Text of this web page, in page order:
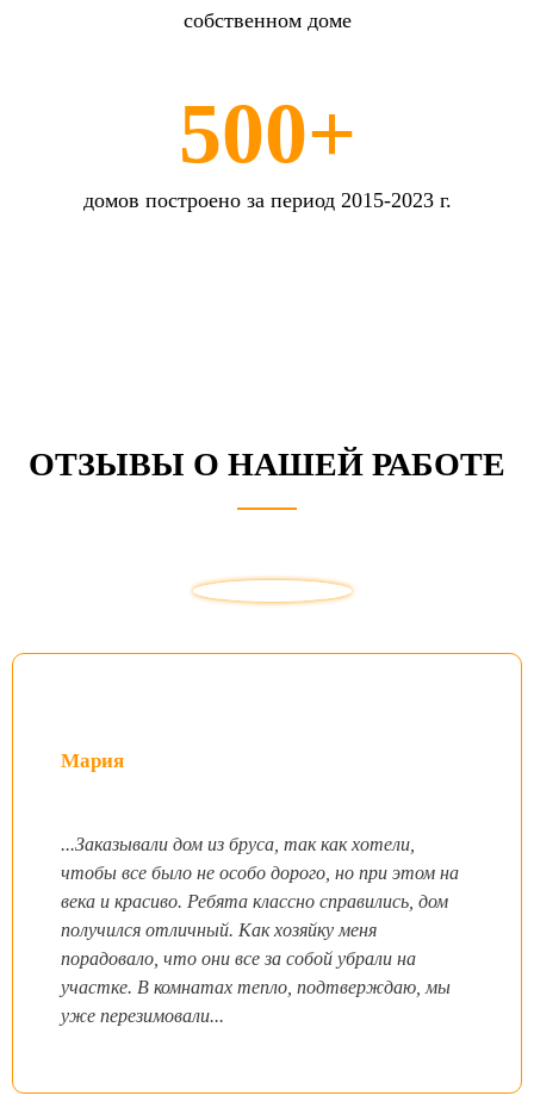
собственном доме
500+
домов построено за период 2015-2023 г.
ОТЗЫВЫ О НАШЕЙ РАБОТЕ
Мария
...Заказывали дом из бруса, так как хотели,
чтобы все было не особо дорого, но при этом на
века и красиво. Ребята классно справились, дом
получился отличный. Как хозяйку меня
порадовало, что они все за собой убрали на
участке. В комнатах тепло, подтверждаю, мы
уже перезимовали...